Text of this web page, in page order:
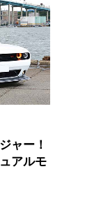
ャー！
アルモ